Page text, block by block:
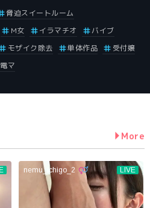
脅迫スイートルーム
M女 イラマチオ
バイブ
モザイク除去 単体作品
受付嬢
電マ
More